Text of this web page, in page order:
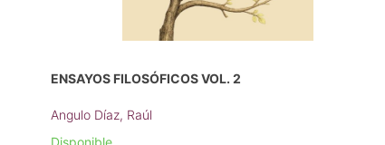
ENSAYOS FILOSÓFICOS VOL. 2
Angulo Díaz, Raúl
Disponible